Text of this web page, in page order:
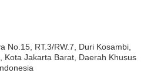
No.15, RT.3/RW.7, Duri Kosambi,
Kota Jakarta Barat, Daerah Khusus